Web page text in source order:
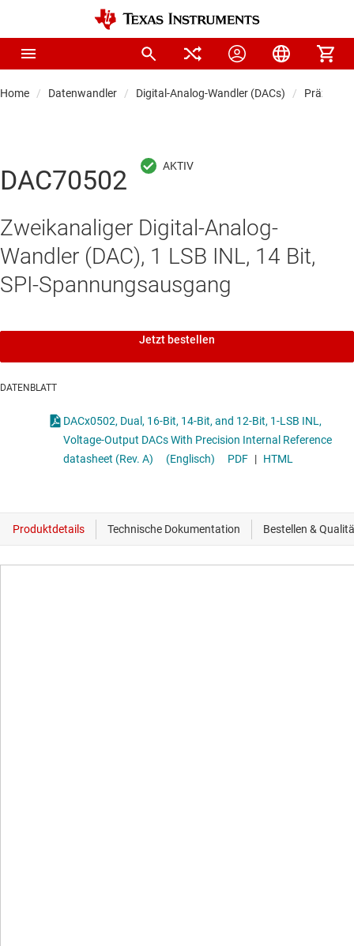
Home Datenwandler Digital-Analog-Wandler (DACs)
DAC70502
Zweikanaliger Digital-Analog-
Wandler (DAC), 1 LSB INL, 14 Bit,
SPI-Spannungsausgang
Jetzt bestellen
DATENBLATT
DACx0502, Dual, 16-Bit, 14-Bit, and 12-Bit, 1-LSB INL,
Voltage-Output DACs With Precision Internal Reference
datasheet (Rev. A)
(Englisch) PDF | HTML